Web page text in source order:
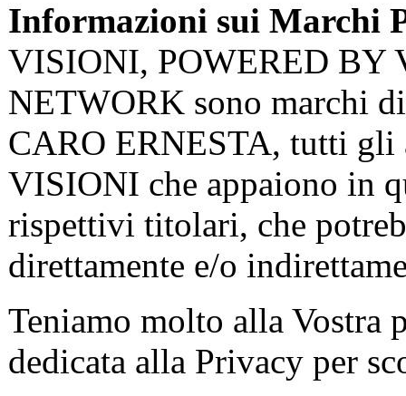
Informazioni sui Marchi
VISIONI, POWERED BY
NETWORK sono marchi
CARO ERNESTA, tutti gli
VISIONI che appaiono in
rispettivi titolari, che
direttamente e/o
Teniamo molto alla Vostra
dedicata alla Privacy per